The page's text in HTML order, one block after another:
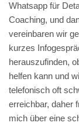
Whatsapp für
Coaching, und
vereinbaren wir
kurzes
herauszufinden,
helfen kann und
telefonisch oft
erreichbar, daher
mich über eine